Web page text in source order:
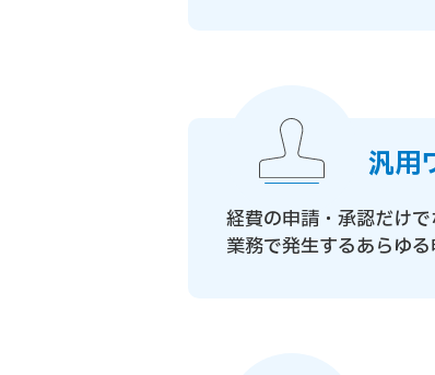
汎用
経費の申請・承認だけ
業務で発生するあらゆ